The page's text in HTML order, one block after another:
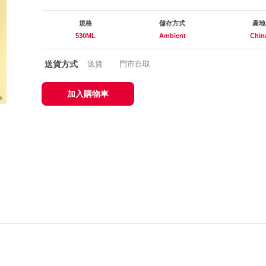
規格
530ML
儲存方式
Ambient
產地
送貨方式 送貨 門市自取
加入購物車